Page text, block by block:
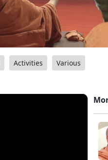
Activities Various